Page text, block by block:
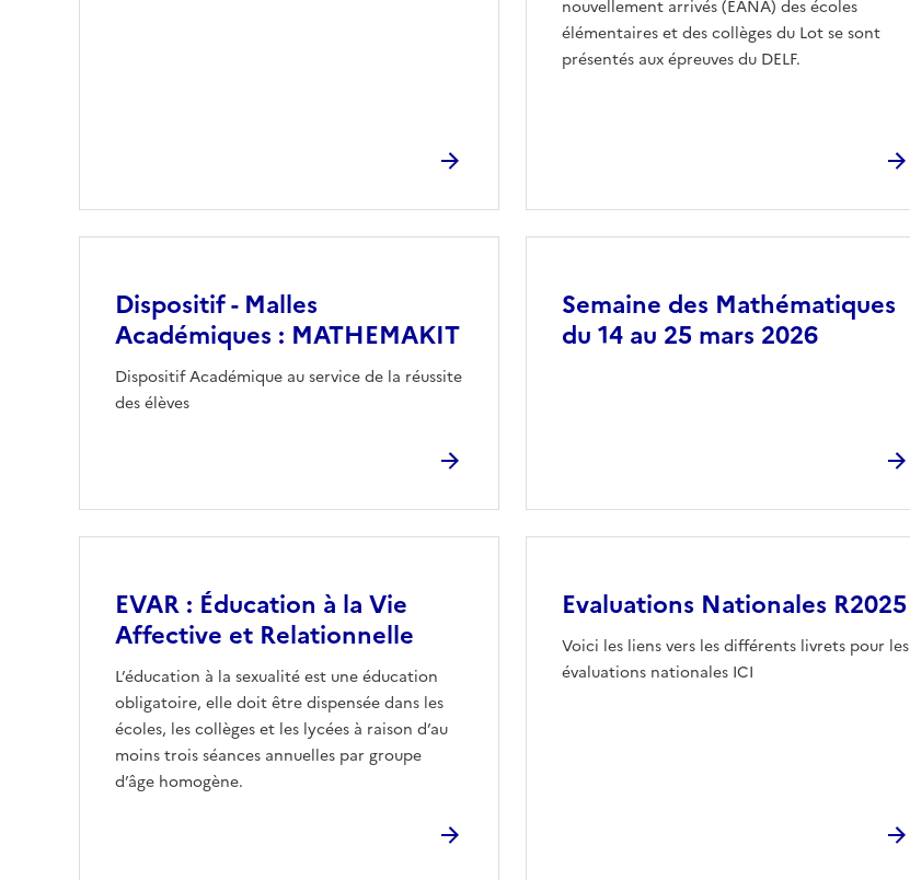
nouvellement arrivés (EANA) des écoles
élémentaires et des collèges du Lot se sont
présentés aux épreuves du DELF.
Dispositif - Malles
Académiques : MATHEMAKIT
Dispositif Académique au service de la réussite
des élèves
Semaine des Mathématiques
du 14 au 25 mars 2026
EVAR : Éducation à la Vie
Affective et Relationnelle
L’éducation à la sexualité est une éducation
obligatoire, elle doit être dispensée dans les
écoles, les collèges et les lycées à raison d’au
moins trois séances annuelles par groupe
d’âge homogène.
Evaluations Nationales R2025
Voici les liens vers les différents livrets pour les
évaluations nationales ICI